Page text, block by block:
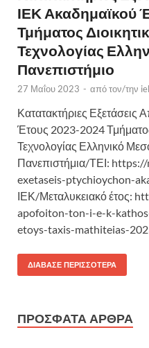
ΙΕΚ Ακαδημαϊκού
Τμήματος
Τεχνολογίας
Πανεπιστήμιο
27 Μαΐου 2023 - από τον/την
Κατατακτήριες
Έτους 2023-2024
Τεχνολογίας Ελληνικό
Πανεπιστήμια/ΤΕΙ:
exetaseis-ptychioychon-
ΙΕΚ/Μεταλυκειακό έτος:
apofoiton-ton-i-e-k-
etoys-taxis-mathiteias-
ΔΙΆΒΑΣΕ ΠΕΡΙΣΣΌΤΕΡΑ
ΠΡΌΣΦΑΤΑ ΆΡΘΡΑ